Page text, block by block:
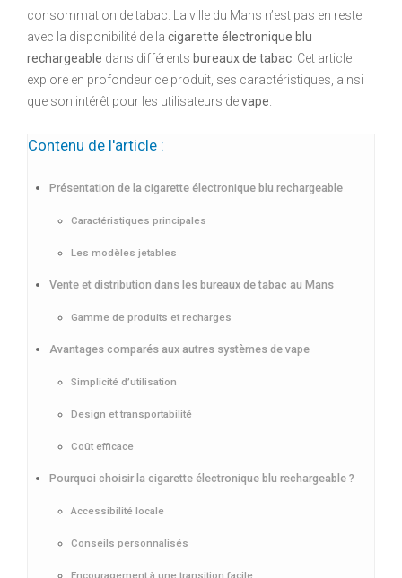
consommation de tabac. La ville du Mans n’est pas en reste
avec la disponibilité de la cigarette électronique blu
rechargeable dans différents bureaux de tabac . Cet article
explore en profondeur ce produit, ses caractéristiques, ainsi
que son intérêt pour les utilisateurs devape
Contenu de l'article :
Présentation de la cigarette électronique blu rechargeable
Caractéristiques principales
Les modèles jetables
Vente et distribution dans les bureaux de tabac au Mans
Gamme de produits et recharges
Avantages comparés aux autres systèmes de vape
Simplicité d’utilisation
Design et transportabilité
Coût efficace
Pourquoi choisir la cigarette électronique blu rechargeable ?
Accessibilité locale
Conseils personnalisés
Encouragement à une transition facile